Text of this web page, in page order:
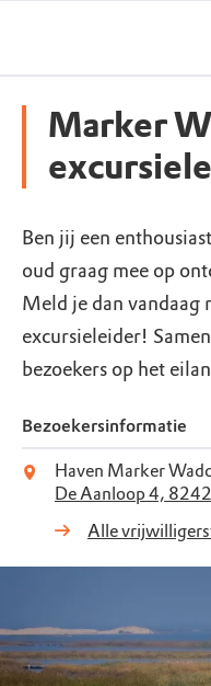
Marker
Ben jij een
oud graag mee op
Meld je dan
excursieleider!
bezoekers op het
Bezoekersinformatie
Haven Marker
De Aanloop 4,
Alle